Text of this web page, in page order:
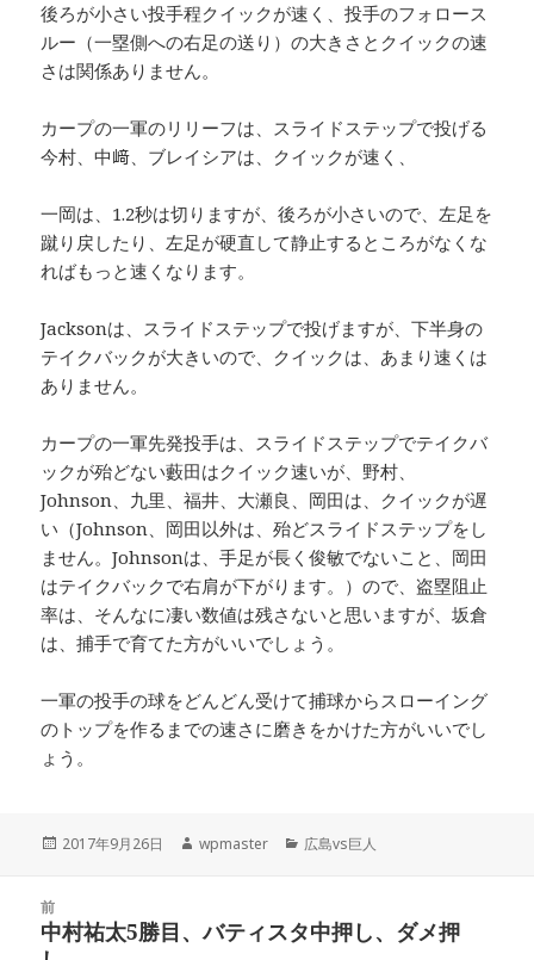
後ろが小さい投手程クイックが速く、投手のフォロース
ルー（一塁側への右足の送り）の大きさとクイックの速
さは関係ありません。
カープの一軍のリリーフは、スライドステップで投げる
今村、中﨑、ブレイシアは、クイックが速く、
一岡は、1.2秒は切りますが、後ろが小さいので、左足を
蹴り戻したり、左足が硬直して静止するところがなくな
ればもっと速くなります。
Jacksonは、スライドステップで投げますが、下半身の
テイクバックが大きいので、クイックは、あまり速くは
ありません。
カープの一軍先発投手は、スライドステップでテイクバ
ックが殆どない藪田はクイック速いが、野村、
Johnson、九里、福井、大瀬良、岡田は、クイックが遅
い（Johnson、岡田以外は、殆どスライドステップをし
ません。Johnsonは、手足が長く俊敏でないこと、岡田
はテイクバックで右肩が下がります。）ので、盗塁阻止
率は、そんなに凄い数値は残さないと思いますが、坂倉
は、捕手で育てた方がいいでしょう。
一軍の投手の球をどんどん受けて捕球からスローイング
のトップを作るまでの速さに磨きをかけた方がいいでし
ょう。
投
2017年9月26日
作
wpmaster
カ
ー
広島vs巨人
前
前
中村祐太5勝目、バティスタ中押し、ダメ押